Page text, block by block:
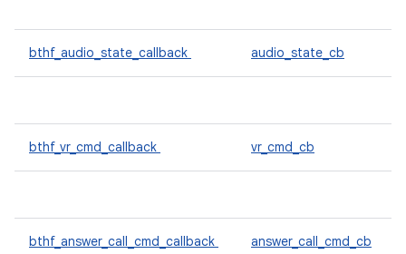
bthf_audio_state_callback audio_state_cb
bthf_vr_cmd_callback vr_cmd_cb
bthf_answer_call_cmd_callback answer_call_cmd_cb